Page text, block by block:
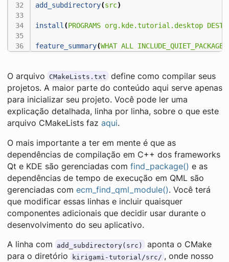
add_subdirectory(src)
install (PROGRAMS org.kde.tutorial.desktop
feature_summary(WHAT ALL INCLUDE_QUIET_PACKAGES
O arquivo CMakeLists.txt
define como compilar seus
projetos. A maior parte do conteúdo aqui serve apenas
para inicializar seu projeto. Você pode ler uma
explicação detalhada, linha por linha, sobre o que este
arquivo CMakeLists faz aqui.
O mais importante a ter em mente é que as
dependências de compilação em C++ dos frameworks
Qt e KDE são gerenciadas com find_package() e as
dependências de tempo de execução em QML são
gerenciadas com ecm_find_qml_module(). Você terá
que modificar essas linhas e incluir quaisquer
componentes adicionais que decidir usar durante o
desenvolvimento do seu aplicativo.
A linha com add_subdirectory(src)
aponta o CMake
para o diretório
kirigami-tutorial/src/ , onde nosso